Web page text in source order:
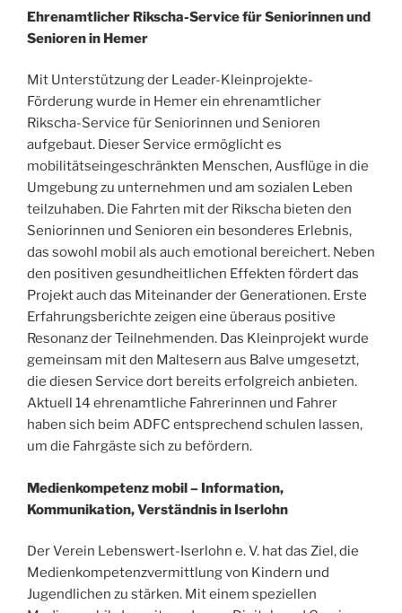
Ehrenamtlicher Rikscha-Service für Seniorinnen und
Senioren in Hemer
Mit Unterstützung der Leader-Kleinprojekte-
Förderung wurde in Hemer ein ehrenamtlicher
Rikscha-Service für Seniorinnen und Senioren
aufgebaut. Dieser Service ermöglicht es
mobilitätseingeschränkten Menschen, Ausflüge in die
Umgebung zu unternehmen und am sozialen Leben
teilzuhaben. Die Fahrten mit der Rikscha bieten den
Seniorinnen und Senioren ein besonderes Erlebnis,
das sowohl mobil als auch emotional bereichert. Neben
den positiven gesundheitlichen Effekten fördert das
Projekt auch das Miteinander der Generationen. Erste
Erfahrungsberichte zeigen eine überaus positive
Resonanz der Teilnehmenden. Das Kleinprojekt wurde
gemeinsam mit den Maltesern aus Balve umgesetzt,
die diesen Service dort bereits erfolgreich anbieten.
Aktuell 14 ehrenamtliche Fahrerinnen und Fahrer
haben sich beim ADFC entsprechend schulen lassen,
um die Fahrgäste sich zu befördern.
Medienkompetenz mobil – Information,
Kommunikation, Verständnis in Iserlohn
Der Verein Lebenswert-Iserlohn e. V. hat das Ziel, die
Medienkompetenzvermittlung von Kindern und
Jugendlichen zu stärken. Mit einem speziellen